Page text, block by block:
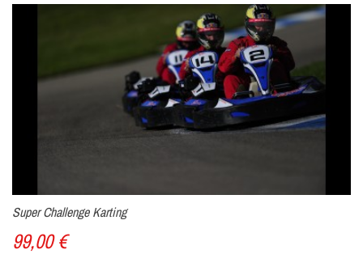
Super Challenge Karting
99,00 €